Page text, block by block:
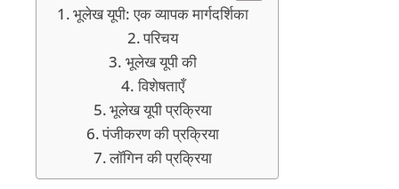
भूलेख यूपी: एक व्यापक मार्गदर्शिका
परिचय
भूलेख यूपी की
विशेषताएँ
भूलेख यूपी प्रक्रिया
पंजीकरण की प्रक्रिया
लॉगिन की प्रक्रिया